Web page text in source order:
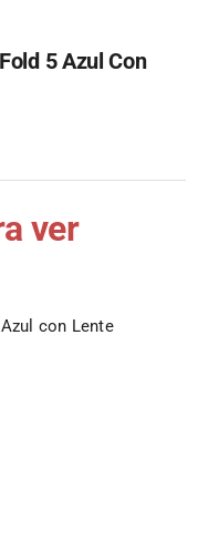
5 Azul Con
ver
con Lente